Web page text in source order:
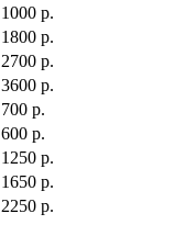
1000 р.
1800 р.
2700 р.
3600 р.
700 р.
600 р.
1250 р.
1650 р.
2250 р.